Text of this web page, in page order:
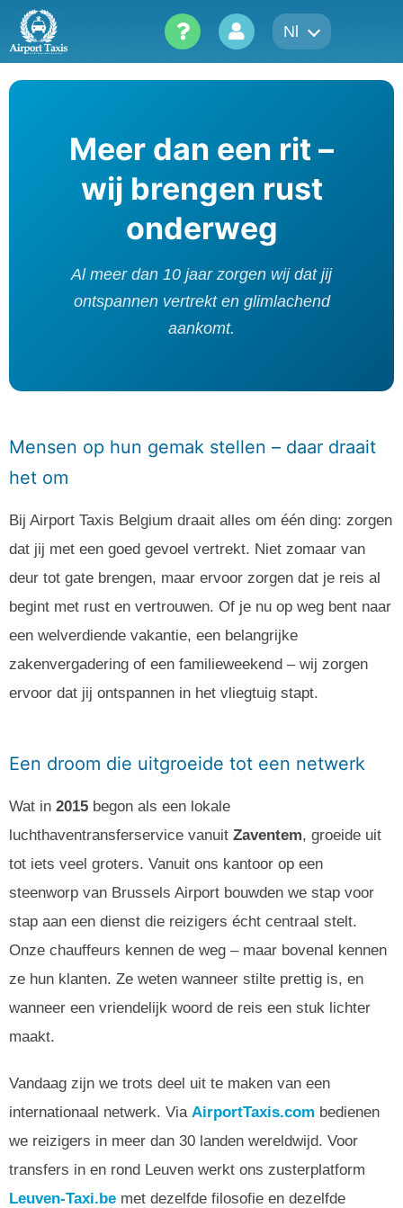
Skip
content
Nl
Meer dan een rit –
wij brengen rust
onderweg
Al meer dan 10 jaar zorgen wij dat jij
ontspannen vertrekt en glimlachend
aankomt.
Mensen op hun gemak stellen – daar draait
het om
Bij Airport Taxis Belgium draait alles om één ding: zorgen
dat jij met een goed gevoel vertrekt. Niet zomaar van
deur tot gate brengen, maar ervoor zorgen dat je reis al
begint met rust en vertrouwen. Of je nu op weg bent naar
een welverdiende vakantie, een belangrijke
zakenvergadering of een familieweekend – wij zorgen
ervoor dat jij ontspannen in het vliegtuig stapt.
Een droom die uitgroeide tot een netwerk
Wat in 2015begon als een lokale
luchthaventransferservice vanuit Zaventem, groeide uit
tot iets veel groters. Vanuit ons kantoor op een
steenworp van Brussels Airport bouwden we stap voor
stap aan een dienst die reizigers écht centraal stelt.
Onze chauffeurs kennen de weg – maar bovenal kennen
ze hun klanten. Ze weten wanneer stilte prettig is, en
wanneer een vriendelijk woord de reis een stuk lichter
maakt.
Vandaag zijn we trots deel uit te maken van een
internationaal netwerk. Via AirportTaxis.com bedienen
we reizigers in meer dan 30 landen wereldwijd. Voor
transfers in en rond Leuven werkt ons zusterplatform
Leuven-Taxi.bemet dezelfde filosofie en dezelfde